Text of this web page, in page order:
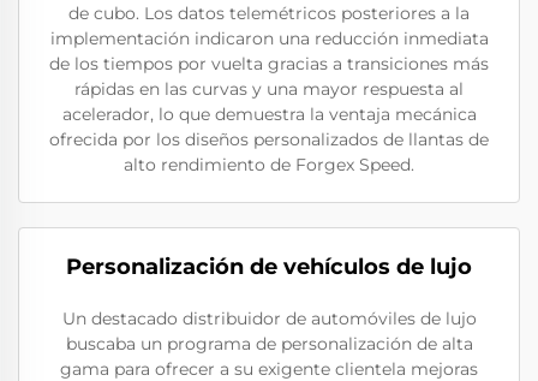
de cubo. Los datos telemétricos posteriores a la
implementación indicaron una reducción inmediata
de los tiempos por vuelta gracias a transiciones más
rápidas en las curvas y una mayor respuesta al
acelerador, lo que demuestra la ventaja mecánica
ofrecida por los diseños personalizados de llantas de
alto rendimiento de Forgex Speed.
Personalización de vehículos de lujo
Un destacado distribuidor de automóviles de lujo
buscaba un programa de personalización de alta
gama para ofrecer a su exigente clientela mejoras